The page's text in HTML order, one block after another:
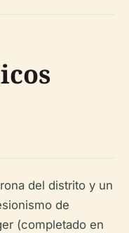
del distrito y un
de
(completado en